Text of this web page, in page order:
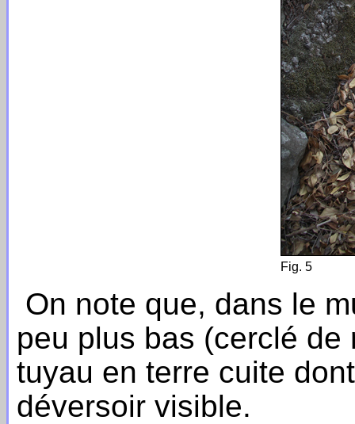
Fig. 5
On note que, dans le
peu plus bas (cerclé de
tuyau en terre cuite
déversoir visible.